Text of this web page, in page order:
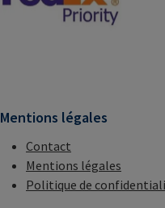
Mentions légales
Contact
Mentions légales
Politique de